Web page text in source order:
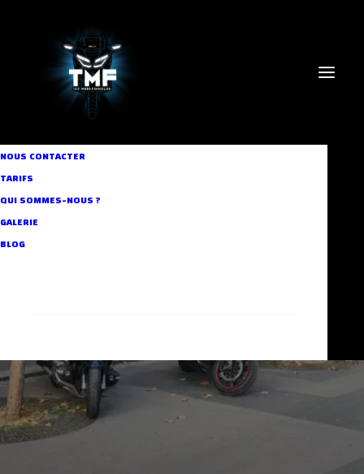
NOUS CONTACTER
TARIFS
QUI SOMMES-NOUS ?
GALERIE
BLOG
InBusiness Taxi
Taxis moto pour la